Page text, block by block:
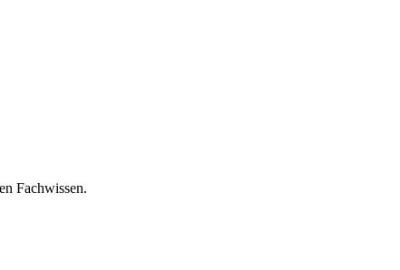
Fachwissen.